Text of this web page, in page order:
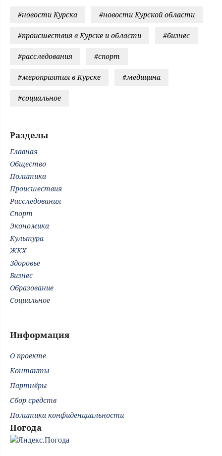
#новости Курска #новости Курской области
#происшествия в Курске и области #бизнес
#расследования #спорт
#мероприятия в Курске #медицина
#социальное
Разделы
Главная
Общество
Политика
Происшествия
Расследования
Спорт
Экономика
Культура
ЖКХ
Здоровье
Бизнес
Образование
Социальное
Информация
О проекте
Контакты
Партнёры
Сбор средств
Политика конфиденциальности
Погода